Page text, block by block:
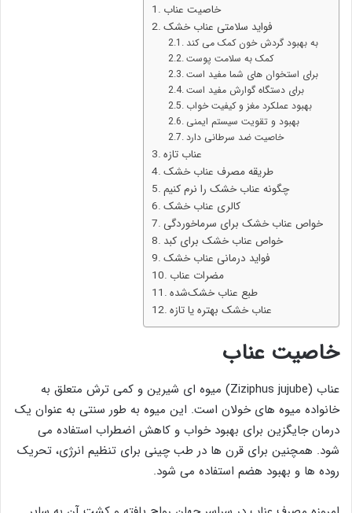
خاصیت عناب
فواید سلامتی عناب خشک
به بهبود گردش خون کمک می کند
کمک به سلامت پوست
برای استخوان های شما مفید است
برای دستگاه گوارش مفید است
بهبود عملکرد مغز و کیفیت خواب
بهبود و تقویت سیستم ایمنی
خاصیت ضد سرطانی دارد
عناب تازه
طریقه مصرف عناب خشک
چگونه عناب خشک را نرم کنیم
کالری عناب خشک
خواص عناب خشک برای سرماخوردگی
خواص عناب خشک برای کبد
فواید درمانی عناب خشک
مضرات عناب
طبع عناب خشک‌شده
عناب خشک بهتره یا تازه
خاصیت عناب
عناب (Ziziphus jujube) میوه‌ ای شیرین و کمی ترش متعلق به
خانواده میوه ‌های خولان است. این میوه به طور سنتی به عنوان یک
درمان جایگزین برای بهبود خواب و کاهش اضطراب استفاده می
شود. همچنین برای قرن ها در طب چینی برای تنظیم انرژی، تحریک
روده ها و بهبود هضم استفاده می شود.